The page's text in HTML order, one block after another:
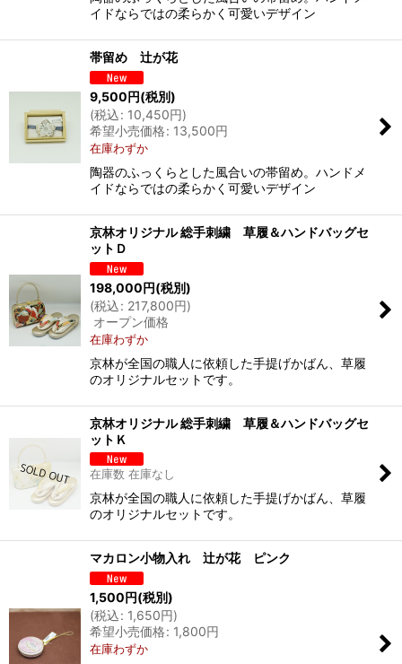
イドならではの柔らかく可愛いデザイン
帯留め 辻が花
9,500円(税別)
(税込: 10,450円)
希望小売価格: 13,500円
在庫わずか
陶器のふっくらとした風合いの帯留め。ハンドメ
イドならではの柔らかく可愛いデザイン
京林オリジナル 総手刺繍 草履＆ハンドバッグセ
ットＤ
198,000円(税別)
(税込: 217,800円)
オープン価格
在庫わずか
京林が全国の職人に依頼した手提げかばん、草履
のオリジナルセットです。
京林オリジナル 総手刺繍 草履＆ハンドバッグセ
ットＫ
在庫数 在庫なし
京林が全国の職人に依頼した手提げかばん、草履
のオリジナルセットです。
マカロン小物入れ 辻が花 ピンク
1,500円(税別)
(税込: 1,650円)
希望小売価格: 1,800円
在庫わずか